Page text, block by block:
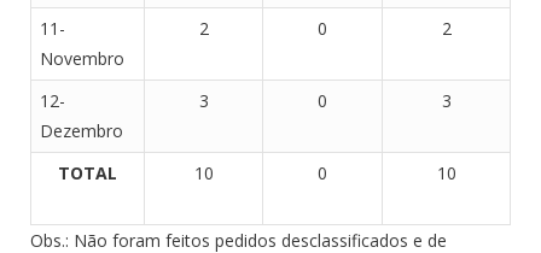
11-
Novembro
2 0 2
12-
Dezembro
3 0 3
TOTAL 10 0 10
Obs.: Não foram feitos pedidos desclassificados e de